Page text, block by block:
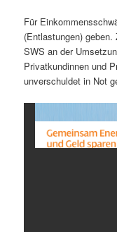
Für
(Entlastungen)
SWS an der
Privatkundinnen und
unverschuldet in Not